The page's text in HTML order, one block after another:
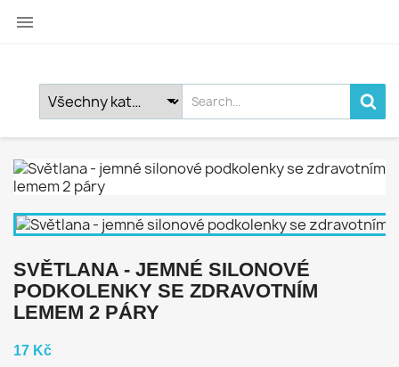

SVĚTLANA - JEMNÉ SILONOVÉ
PODKOLENKY SE ZDRAVOTNÍM
LEMEM 2 PÁRY
17 Kč